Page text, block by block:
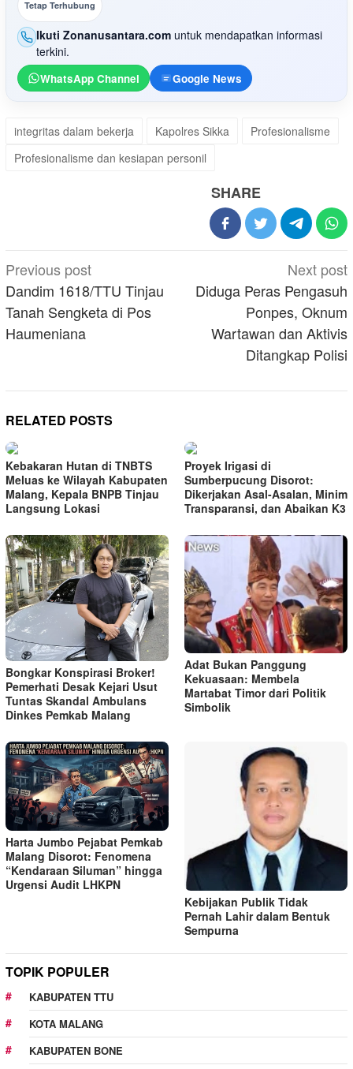
Tetap Terhubung
Ikuti Zonanusantara.com untuk mendapatkan informasi
terkini.
WhatsApp Channel Google News
integritas dalam bekerja Kapolres Sikka
Profesionalisme
Profesionalisme dan kesiapan personil
SHARE
Post
navigation
Previous post
Dandim 1618/TTU Tinjau
Tanah Sengketa di Pos
Haumeniana
Next post
Diduga Peras Pengasuh
Ponpes, Oknum
Wartawan dan Aktivis
Ditangkap Polisi
RELATED POSTS
Kebakaran Hutan di TNBTS
Meluas ke Wilayah Kabupaten
Malang, Kepala BNPB Tinjau
Langsung Lokasi
Proyek Irigasi di
Sumberpucung Disorot:
Dikerjakan Asal-Asalan, Minim
Transparansi, dan Abaikan K3
Bongkar Konspirasi Broker!
Pemerhati Desak Kejari Usut
Tuntas Skandal Ambulans
Dinkes Pemkab Malang
Adat Bukan Panggung
Kekuasaan: Membela
Martabat Timor dari Politik
Simbolik
Harta Jumbo Pejabat Pemkab
Malang Disorot: Fenomena
“Kendaraan Siluman” hingga
Urgensi Audit LHKPN
Kebijakan Publik Tidak
Pernah Lahir dalam Bentuk
Sempurna
TOPIK POPULER
KABUPATEN TTU
KOTA MALANG
KABUPATEN BONE